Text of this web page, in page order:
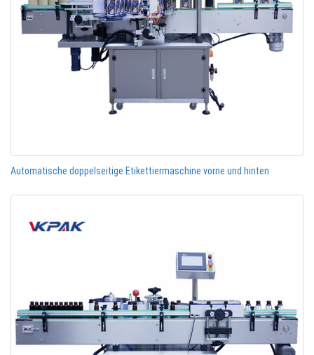
Automatische doppelseitige Etikettiermaschine vorne und hinten